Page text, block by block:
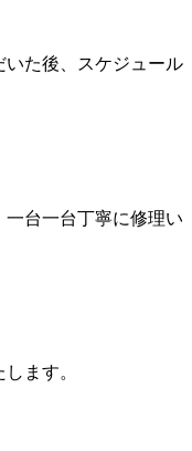
た後、スケジュール
台一台丁寧に修理い
ます。